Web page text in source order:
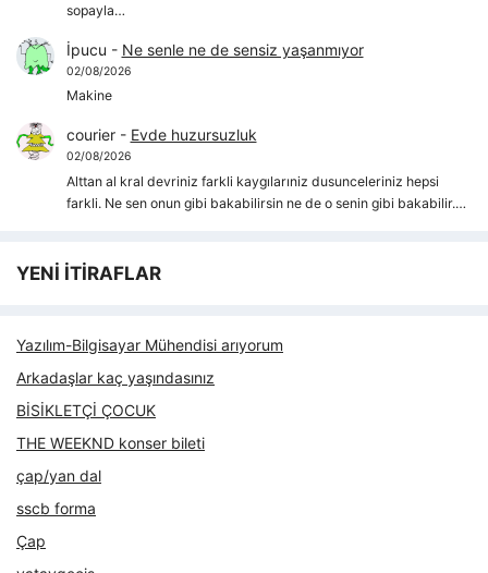
sopayla…
İpucu - Ne senle ne de sensiz yaşanmıyor
02/08/2026
Makine
courier- Evde huzursuzluk
02/08/2026
Alttan al kral devriniz farkli kaygılarıniz dusunceleriniz hepsi
farkli. Ne sen onun gibi bakabilirsin ne de o senin gibi bakabilir.…
YENİ İTİRAFLAR
Yazılım-Bilgisayar Mühendisi arıyorum
Arkadaşlar kaç yaşındasınız
BİSİKLETÇİ ÇOCUK
THE WEEKND konser bileti
çap/yan dal
sscb forma
Çap